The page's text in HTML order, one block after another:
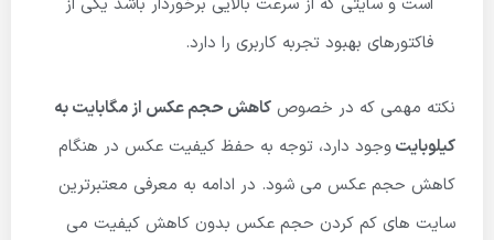
فاکتورهای بهبود تجربه کاربری را دارد.
نکته مهمی که در خصوص کاهش حجم عکس از مگابایت به
کیلوبایتوجود دارد، توجه به حفظ کیفیت عکس در هنگام
کاهش حجم عکس می شود. در ادامه به معرفی معتبرترین
سایت های کم کردن حجم عکس بدون کاهش کیفیت می